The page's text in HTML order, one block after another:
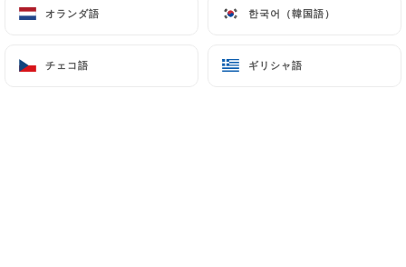
オランダ語 한국어（韓国語）
チェコ語 ギリシャ語
ギャラリー
オランダ語 한국어（韓国語）
チェコ語 ギリシャ語